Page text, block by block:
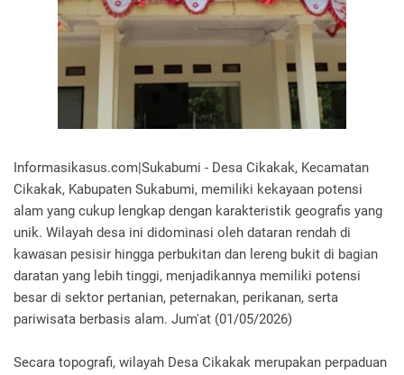
Informasikasus.com|Sukabumi - Desa Cikakak, Kecamatan
Cikakak, Kabupaten Sukabumi, memiliki kekayaan potensi
alam yang cukup lengkap dengan karakteristik geografis yang
unik. Wilayah desa ini didominasi oleh dataran rendah di
kawasan pesisir hingga perbukitan dan lereng bukit di bagian
daratan yang lebih tinggi, menjadikannya memiliki potensi
besar di sektor pertanian, peternakan, perikanan, serta
pariwisata berbasis alam. Jum'at (01/05/2026)
Secara topografi, wilayah Desa Cikakak merupakan perpaduan